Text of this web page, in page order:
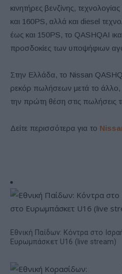
κινητήρες βενζίνης,
και 160PS, αλλά και diesel
έως και 150PS, το QASHQAI
προσδοκίες των υποψήφιων
Στην Ελλάδα, το Nissan
ρεκόρ πωλήσεων μετά το άλλο,
την πρώτη θέση στις πωλήσεις
Δείτε περισσότερα για το
Εθνική Παίδων: Κόντρα στο
Ευρωμπάσκετ U16 (live stream)